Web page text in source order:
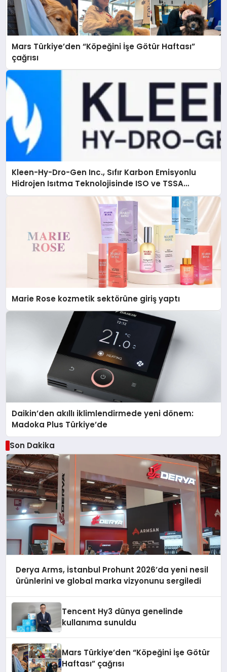
Mars Türkiye’den “Köpeğini İşe Götür Haftası”
çağrısı
Kleen-Hy-Dro-Gen Inc., Sıfır Karbon Emisyonlu
Hidrojen Isıtma Teknolojisinde ISO ve TSSA
Düzenleyici Onaylarını Aldı
Marie Rose kozmetik sektörüne giriş yaptı
Daikin’den akıllı iklimlendirmede yeni dönem:
Madoka Plus Türkiye’de
Son Dakika
Derya Arms, İstanbul Prohunt 2026’da yeni nesil
ürünlerini ve global marka vizyonunu sergiledi
Tencent Hy3 dünya genelinde
kullanıma sunuldu
Mars Türkiye’den “Köpeğini İşe Götür
Haftası” çağrısı